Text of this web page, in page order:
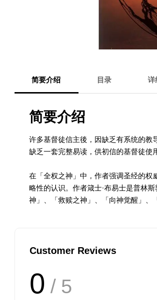
简要介绍 目录 详
简要介绍
许多基督徒信主後，因缺乏有系统的教
缺乏一套完整易读，供初信的基督徒使
在「全权之神」中，作者强调圣经的权
略性的认识。作者箴士·布易士是普林
神」、「救赎之神」、「向神觉醒」、
Customer Reviews
0 / 5